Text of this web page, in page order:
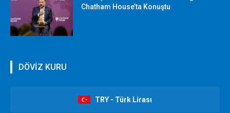
Chatham House’ta Konuştu
DÖVİZ KURU
TRY - Türk Lirası